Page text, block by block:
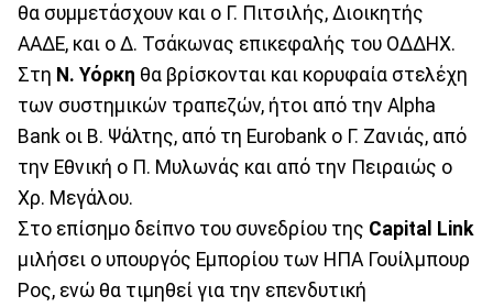
θα συμμετάσχουν και ο Γ. Πιτσιλής, Διοικητής
ΑΑΔΕ, και ο Δ. Τσάκωνας επικεφαλής του ΟΔΔΗΧ.
Στη Ν. Υόρκη θα βρίσκονται και κορυφαία στελέχη
των συστημικών τραπεζών, ήτοι από την Alpha
Bank οι Β. Ψάλτης, από τη Eurobank ο Γ. Ζανιάς, από
την Εθνική ο Π. Μυλωνάς και από την Πειραιώς ο
Χρ. Μεγάλου.
Στο επίσημο δείπνο του συνεδρίου της Capital Link
μιλήσει ο υπουργός Εμπορίου των ΗΠΑ Γουίλμπουρ
Ρος, ενώ θα τιμηθεί για την επενδυτική